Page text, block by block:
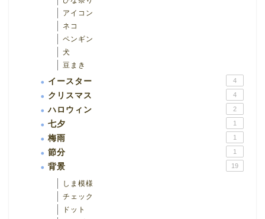
アイコン
ネコ
ペンギン
犬
豆まき
イースター 4
クリスマス 4
ハロウィン 2
七夕 1
梅雨 1
節分 1
背景 19
しま模様
チェック
ドット